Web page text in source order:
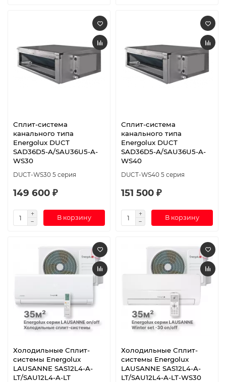
Сплит-система
канального типа
Energolux DUCT
SAD36D5-A/SAU36U5-A-
WS30
DUCT-WS30 5 серия
149 600 ₽
В корзину
Сплит-система
канального типа
Energolux DUCT
SAD36D5-A/SAU36U5-A-
WS40
DUCT-WS40 5 серия
151 500 ₽
В корзину
Холодильные Сплит-
системы Energolux
LAUSANNE SAS12L4-A-
LT/SAU12L4-A-LT
Холодильные Сплит-
системы Energolux
LAUSANNE SAS12L4-A-
LT/SAU12L4-A-LT-WS30